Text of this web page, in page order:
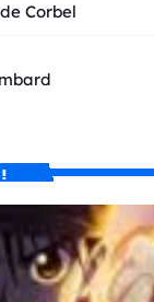
Corbel